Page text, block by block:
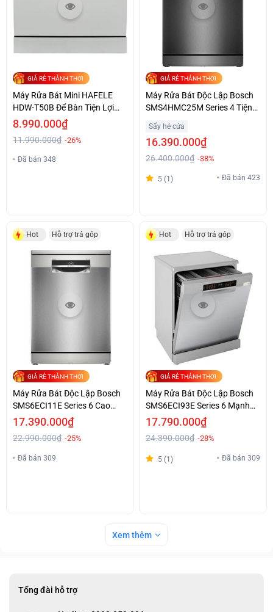
GIÁ RẺ THẢNH THƠI
Máy Rửa Bát Mini HAFELE
HDW-T50B Để Bàn Tiện Lợi
Giá Tốt
8.990.000₫
11.990.000₫ -26%
Đã bán 348
GIÁ RẺ THẢNH THƠI
Máy Rửa Bát Độc Lập Bosch
SMS4HMC25M Series 4 Tiện
Sấy hé cửa
16.390.000₫
26.400.000₫ -38%
5 (1) Đã bán 423
Hot Hỗ trợ trả góp
GIÁ RẺ THẢNH THƠI
Máy Rửa Bát Độc Lập Bosch
SMS6ECI11E Series 6 Cao
Cấp Giá Tốt
17.390.000₫
22.990.000₫ -25%
Đã bán 309
Hot Hỗ trợ trả góp
GIÁ RẺ THẢNH THƠI
Máy Rửa Bát Độc Lập Bosch
SMS6ECI93E Series 6 Mạnh
Mẽ Chính Hãng
17.790.000₫
24.390.000₫ -28%
5 (1) Đã bán 309
Xem thêm
Tổng đài hỗ trợ